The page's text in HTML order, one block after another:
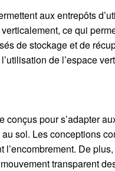
aux entrepôts
ce qui
de stockage et de
de l’espace
pour s’adapter
sol. Les conceptions
De
transparent